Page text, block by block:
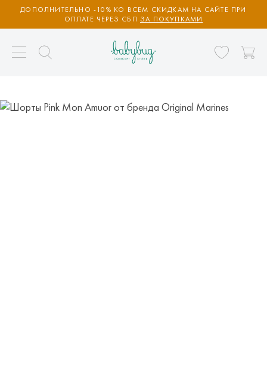
ДОПОЛНИТЕЛЬНО -10% КО ВСЕМ СКИДКАМ НА САЙТЕ ПРИ
ОПЛАТЕ ЧЕРЕЗ СБП ЗА ПОКУПКАМИ